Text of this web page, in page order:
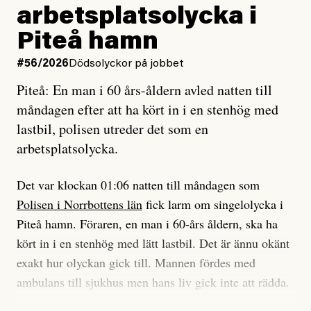
Vad betyder det att vara en röd, grön och oberoende
tidning?
Vad är bra journalistik?
Ett försök till korta svar som jag hoppas kan förtydliga
för Kuhn och Sassarinis-McGowan och andra hur jag
som chefredaktör ser på Dagens ETC:s uppdrag och
roll.
Vi skriver för våra läsare som vill bli informerade,
överraskade, bekräftade, utmanade – och som kräver
att vi granskar allt och alla.
Vi är som sagt en röd, grön och oberoende tidning.
Det betyder en annan journalistik än vad du hittar i
enligt uråldrig metod
och lade min sista ungdom
på att laga en gammal bod.
Jag sökte ljuset och meningen,
efter det som var rent, rätt och sant,
och aldrig såg jag det klarare än
när jag ombord på bussen hjälpte en tant.
#23/2026Intervjun
Jesper Lundby: ”Livet i sig
är ganska politiskt”
arbetsplatsolycka i
Piteå hamn
#56/2026 Dödsolyckor på jobbet
Piteå: En man i 60 års-åldern avled natten till
måndagen efter att ha kört in i en stenhög med
lastbil, polisen utreder det som en
arbetsplatsolycka.
Det var klockan 01:06 natten till måndagen som
Polisen i Norrbottens län fick larm om singelolycka i
Piteå hamn. Föraren, en man i 60-års åldern, ska ha
kört in i en stenhög med lätt lastbil. Det är ännu okänt
exakt hur olyckan gick till. Mannen fördes med
ambulans till sjukhus men hans liv gick inte att rädda.